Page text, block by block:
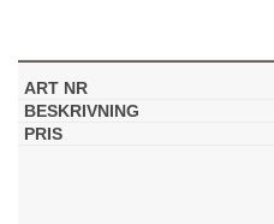
taget ska
fungera.